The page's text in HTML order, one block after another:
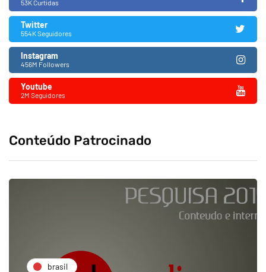
53K Curtidas
Twitter
554K Seguidores
Instagram
456M Followers
Youtube
2M Seguidores
Conteúdo Patrocinado
brasil